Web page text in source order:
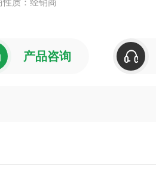
性质：经销商
产品咨询